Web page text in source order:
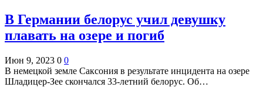
В Германии белорус учил девушку
плавать на озере и погиб
Июн 9, 2023 0 0
В немецкой земле Саксония в результате инцидента на озере
Шладицер-Зее скончался 33-летний белорус. Об…